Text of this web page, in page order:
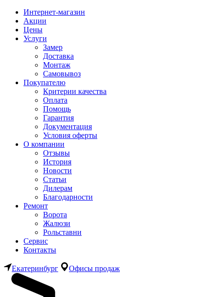
Интернет-магазин
Акции
Цены
Услуги
Замер
Доставка
Монтаж
Самовывоз
Покупателю
Критерии качества
Оплата
Помощь
Гарантия
Документация
Условия оферты
О компании
Отзывы
История
Новости
Статьи
Дилерам
Благодарности
Ремонт
Ворота
Жалюзи
Рольставни
Сервис
Контакты
Екатеринбург Офисы продаж